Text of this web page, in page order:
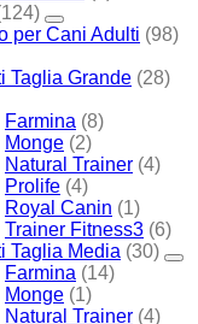
per Cani Adulti (98)
Taglia Grande (28)
Farmina (8)
Monge (2)
Natural Trainer (4)
Prolife (4)
Royal Canin (1)
Trainer Fitness3 (6)
Taglia Media (30)
Farmina (14)
Monge (1)
Natural Trainer (4)